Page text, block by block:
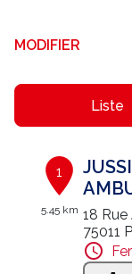
Services aux
E-paiement
Une question ?
Nous contacter
MODIFIER
Liste
1
5.45 km 18 Rue
75011